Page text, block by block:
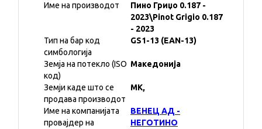
Име на производот
Пино Гриџо 0.187 -
2023\Pinot Grigio 0.187
- 2023
Тип на бар код
симбологија
GS1-13 (EAN-13)
Земја на потекло (ISO
код)
Македонија
Земји каде што се
продава производот
MK,
Име на компанијата
провајдер на
ВЕНЕЦ АД -
НЕГОТИНО